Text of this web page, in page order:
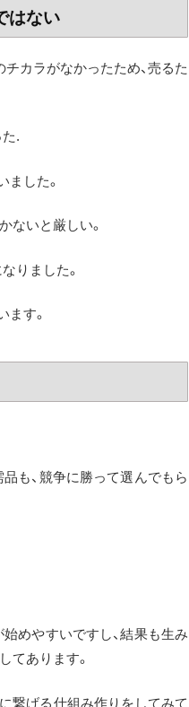
はない
カラがなかったため、売るた
.
ました。
ないと厳しい。
りました。
ます。
も、競争に勝って選んでもら
めやすいですし、結果も生み
てあります。
繋げる仕組み作りをしてみて